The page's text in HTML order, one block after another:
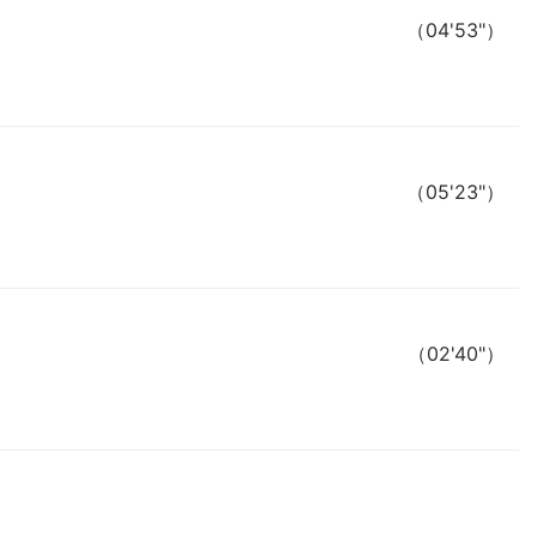
（04'53"）
（05'23"）
（02'40"）